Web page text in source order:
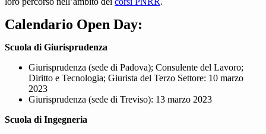
Calendario Open Day:
Scuola di Giurisprudenza
Giurisprudenza (sede di Padova); Consulente del Lavoro;
Diritto e Tecnologia; Giurista del Terzo Settore: 10 marzo
2023
Giurisprudenza (sede di Treviso): 13 marzo 2023
Scuola di Ingegneria